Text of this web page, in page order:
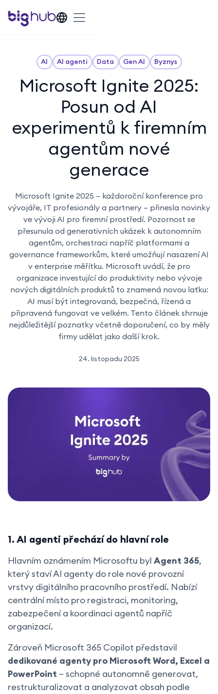
AI AI agenti Data Gen AI Byznys
Microsoft Ignite 2025:
Posun od AI
experimentů k firemním
agentům nové
generace
Microsoft Ignite 2025 – každoroční konference pro
vývojáře, IT profesionály a partnery – přinesla novinky
ve vývoji AI pro firemní prostředí. Pozornost se
přesunula od generativních ukázek k autonomním
agentům, orchestraci napříč platformami a
governance frameworkům, které umožňují nasazení AI
v enterprise měřítku. Microsoft uvádí, že pro
organizace investující do produktivity nebo vývoje
nových digitálních produktů to znamená novou laťku:
AI musí být integrovaná, bezpečná, řízená a
připravená fungovat ve velkém. Tento článek shrnuje
nejdůležitější poznatky včetně doporučení, co by měly
firmy udělat jako další krok.
24. listopadu 2025
1. AI agenti přechází do hlavní role
Hlavním oznámením Microsoftu byl Agent 365,
který staví AI agenty do role nové provozní
vrstvy digitálního pracovního prostředí. Nabízí
centrální místo pro registraci, monitoring,
zabezpečení a koordinaci agentů napříč
organizací.
Zároveň Microsoft 365 Copilot představil
dedikované agenty pro Microsoft Word, Excel a
PowerPoint – schopné autonomně generovat,
restrukturalizovat a analyzovat obsah podle